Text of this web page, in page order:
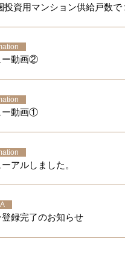
投資用マンション供給戸数で
ー動画②
ー動画①
アルしました。
録完了のお知らせ